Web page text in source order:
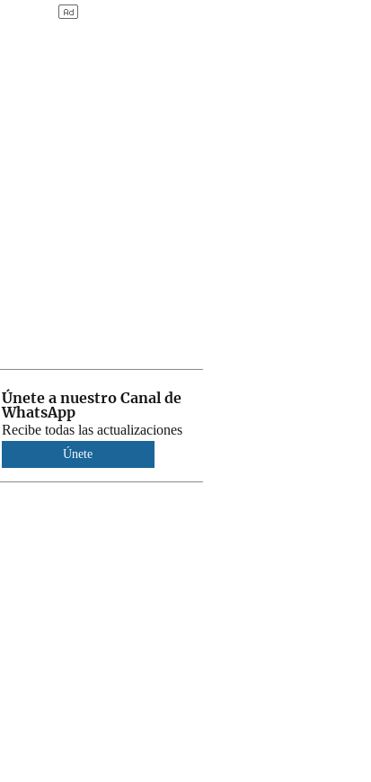
Únete a nuestro Canal de
WhatsApp
Recibe todas las actualizaciones
Únete